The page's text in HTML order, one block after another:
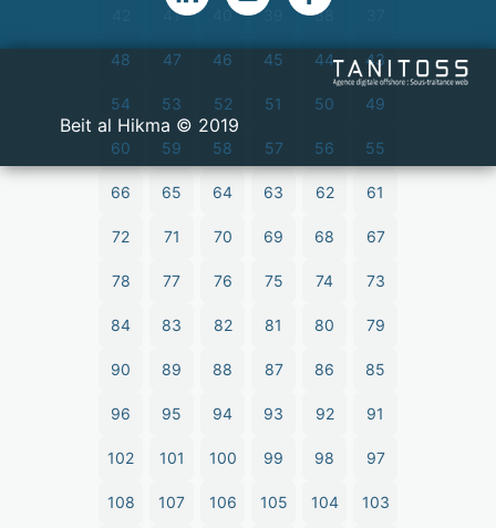
38
39
40
41
43
44
45
46
47
48
49
50
51
52
53
54
55
56
57
58
59
60
61
62
63
64
65
66
67
68
69
70
71
72
73
74
75
76
77
78
79
80
81
82
83
84
85
86
87
88
89
90
91
92
93
94
95
96
97
98
99
100
101
102
103
104
105
106
107
108
2019 © Beit al Hikma